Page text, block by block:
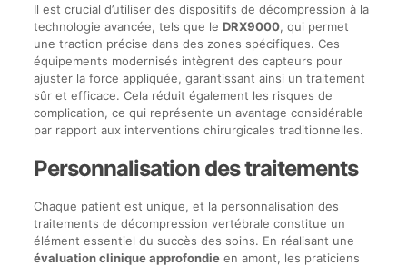
Il est crucial d’utiliser des dispositifs de décompression à la
technologie avancée, tels que le DRX9000, qui permet
une traction précise dans des zones spécifiques. Ces
équipements modernisés intègrent des capteurs pour
ajuster la force appliquée, garantissant ainsi un traitement
sûr et efficace. Cela réduit également les risques de
complication, ce qui représente un avantage considérable
par rapport aux interventions chirurgicales traditionnelles.
Personnalisation des traitements
Chaque patient est unique, et la personnalisation des
traitements de décompression vertébrale constitue un
élément essentiel du succès des soins. En réalisant une
évaluation clinique approfondieen amont, les praticiens